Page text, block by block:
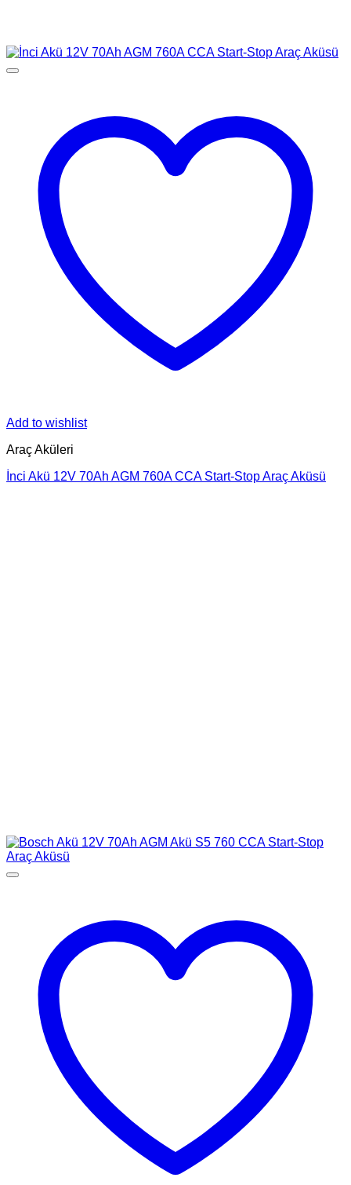
Add to wishlist
Araç Aküleri
İnci Akü 12V 70Ah AGM 760A CCA Start-Stop Araç Aküsü